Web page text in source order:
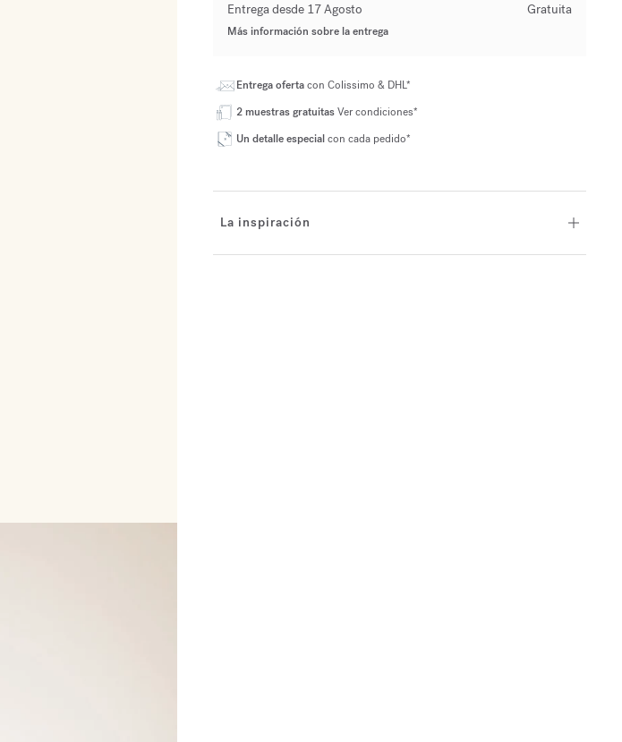
Entrega desde 17 Agosto Gratuita
Más información sobre la entrega
Entrega ofertacon Colissimo & DHL*
2 muestras gratuitasVer condiciones*
Un detalle especialcon cada pedido*
La inspiración